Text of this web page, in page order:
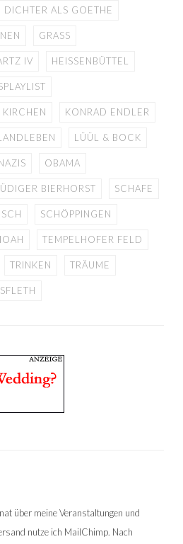
DICHTER ALS GOETHE
GRASS
IV HEISSENBÜTTEL
KIRCHEN KONRAD ENDLER
LÜÜL & BOCK
OBAMA
BIERHORST SCHAFE
SCHÖPPINGEN
TEMPELHOFER FELD
TRINKEN TRÄUME
über meine Veranstaltungen und
nutze ich MailChimp. Nach